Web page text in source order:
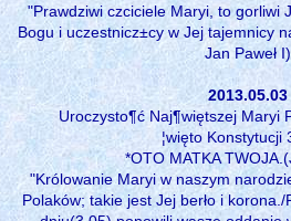
"Prawdziwi czciciele Maryi, to gorliwi
Bogu i uczestnicz±cy w Jej tajemnicy
Jan Paweł I)
2013.05.03
Uroczysto¶ć Naj¶więtszej Maryi
¦więto Konstytucji
*OTO MATKA
"Królowanie Maryi w naszym
Polaków; takie jest Jej berło i